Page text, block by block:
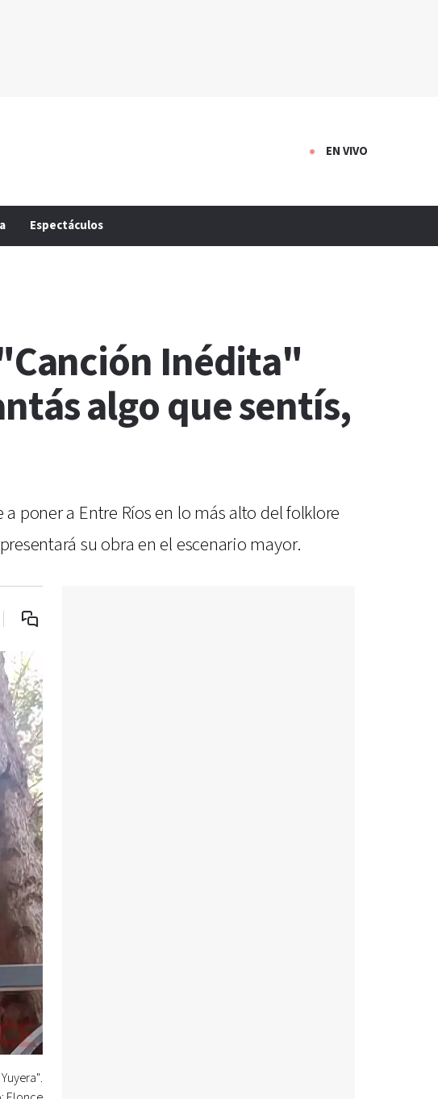
EN VIVO
Espectáculos
Inédita"
algo que sentís,
poner a Entre Ríos en lo más alto del folklore
su obra en el escenario mayor.